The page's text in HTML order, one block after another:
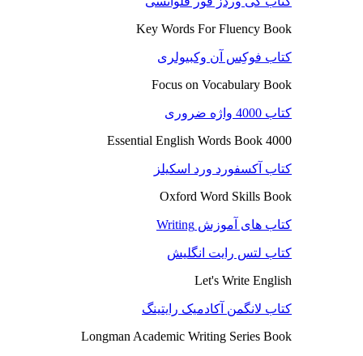
Key Words For Fluency Book
کتاب فوکِس آن وکبیولری
Focus on Vocabulary Book
کتاب 4000 واژه ضروری
4000 Essential English Words Book
کتاب آکسفورد ورد اسکیلز
Oxford Word Skills Book
کتاب های آموزش Writing
کتاب لتس رایت انگلیش
Let's Write English
کتاب لانگمن آکادمیک رایتینگ
Longman Academic Writing Series Book